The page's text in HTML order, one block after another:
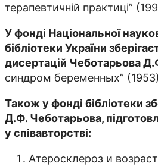
терапевтичнiй практицi”
У фонді Національної
бібліотеки України
дисертацій Чеботарьова
синдром беременных” (1953)
Також у фонді бібліотеки
Д.Ф. Чеботарьова,
у співавторстві:
Атеросклероз и